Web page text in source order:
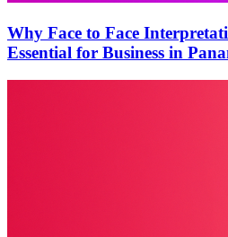
Why Face to Face
Essential for Business in